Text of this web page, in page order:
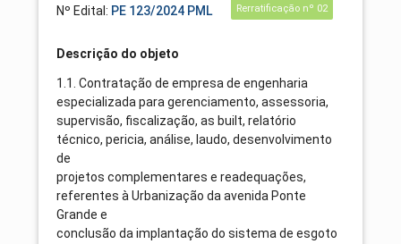
Nº Edital: PE 123/2024 PML Rerratificação nº 02
Descrição do objeto
1.1. Contratação de empresa de engenharia
especializada para gerenciamento, assessoria,
supervisão, fiscalização, as built, relatório
técnico, pericia, análise, laudo, desenvolvimento
de
projetos complementares e readequações,
referentes à Urbanização da avenida Ponte
Grande e
conclusão da implantação do sistema de esgoto